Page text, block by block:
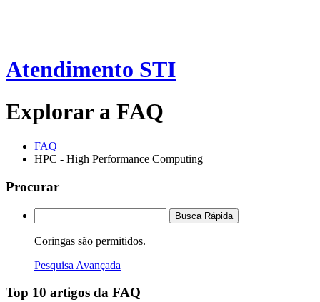
Atendimento STI
Explorar a FAQ
FAQ
HPC - High Performance Computing
Procurar
Busca Rápida
Coringas são permitidos.
Pesquisa Avançada
Top 10 artigos da FAQ